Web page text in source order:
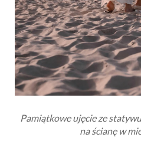
Pamiątkowe ujęcie ze
na ścianę w